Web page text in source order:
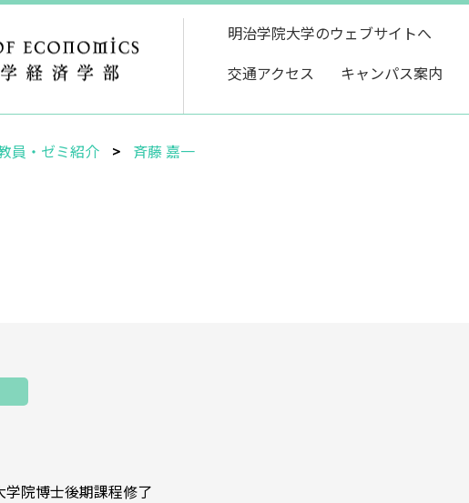
明治学院大学のウェブサイトへ
交通アクセス キャンパス案内
員・ゼミ紹介 斉藤 嘉一
学院博士後期課程修了